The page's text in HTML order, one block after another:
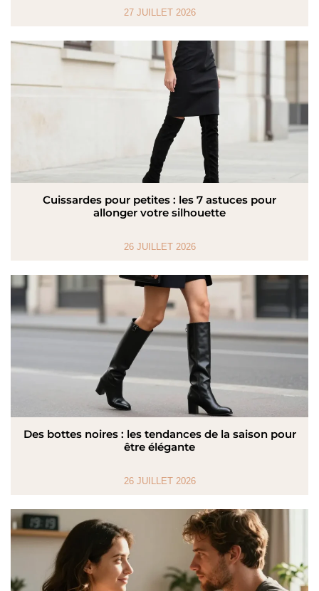
27 JUILLET 2026
Cuissardes pour petites : les 7 astuces pour
allonger votre silhouette
26 JUILLET 2026
Des bottes noires : les tendances de la saison pour
être élégante
26 JUILLET 2026